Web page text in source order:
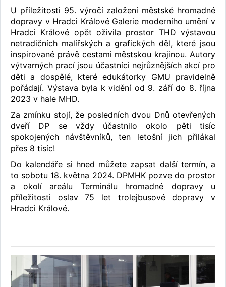
U příležitosti 95. výročí založení městské hromadné
dopravy v Hradci Králové Galerie moderního umění v
Hradci Králové opět oživila prostor THD výstavou
netradičních malířských a grafických děl, které jsou
inspirované právě cestami městskou krajinou. Autory
výtvarných prací jsou účastníci nejrůznějších akcí pro
děti a dospělé, které edukátorky GMU pravidelně
pořádají. Výstava byla k vidění od 9. září do 8. října
2023 v hale MHD.
Za zmínku stojí, že posledních dvou Dnů otevřených
dveří DP se vždy účastnilo okolo pěti tisíc
spokojených návštěvníků, ten letošní jich přilákal
přes 8 tisíc!
Do kalendáře si hned můžete zapsat další termín, a
to sobotu 18. května 2024. DPMHK pozve do prostor
a okolí areálu Terminálu hromadné dopravy u
příležitosti oslav 75 let trolejbusové dopravy v
Hradci Králové.